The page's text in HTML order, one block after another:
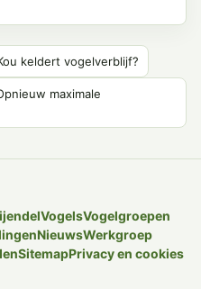
keldert vogelverblijf?
maximale
VogelsVogelgroepen
NieuwsWerkgroep
SitemapPrivacy en cookies